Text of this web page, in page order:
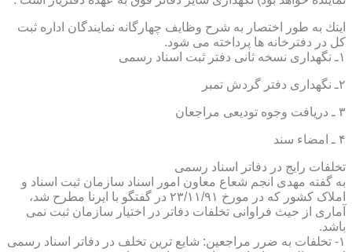
اینك به طور اختصار به شرح وظایف چهارگانه نمایندگان اداره ثبت
كل در دفترخانه ها پرداخته می شود.
۱ـ نگهداری نسخه ثانی دفتر ثبت اسناد رسمی
۲ـ نگهداری دفتر گردش تمبر
۳ ـ دریافت وجوه تودیعی مراجعان
۴ ـ امضاء سند
تخلفات رایج در دفاتر اسناد رسمی
به گفته مهدی انجم شعاع معاون امور اسناد سازمان ثبت اسناد و
املاک کشور که در مورخ ۲۳/۱۱/۹۱ در گفتگو با ایرنا مطرح شد،
آماری از حیث فراوانی تخلفات دفاتر در اختیار سازمان ثبت نمی
باشد.
۱- تخلفات به ضرر مراجعین: شایع ترین تخلف در دفاتر اسناد رسمی